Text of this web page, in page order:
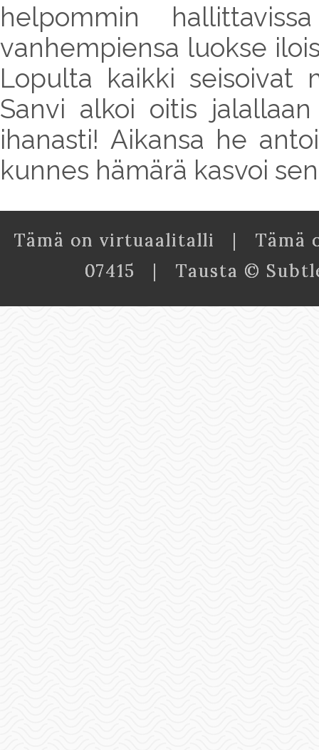
helpommin
vanhempiensa luokse
Lopulta kaikki seisoivat
Sanvi alkoi oitis
ihanasti! Aikansa he
kunnes hämärä kasvoi
Tämä on virtuaalitalli | Tämä
07415 | Tausta ©